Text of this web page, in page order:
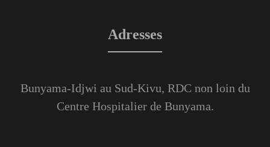
Adresses
Bunyama-Idjwi au Sud-Kivu, RDC non loin du
Centre Hospitalier de Bunyama.